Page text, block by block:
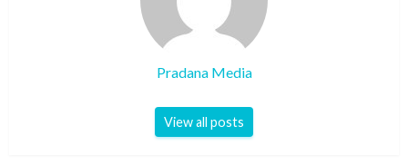
Pradana Media
View all posts